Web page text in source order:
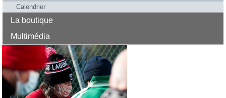
Calendrier
La boutique
Multimédia